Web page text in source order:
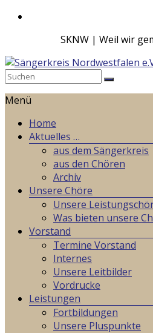
Zum
SKNW | Weil wir
Sängerkreis
Nordwestfalen
Weil
gemeinsames
Singen
lieben!
Menü
Home
Aktuelles …
aus dem Sängerkreis
aus den Chören
Archiv
Unsere Chöre
Unsere
Was bieten unsere
Vorstand
Termine Vorstand
Internes
Unsere Leitbilder
Vordrucke
Leistungen
Fortbildungen
Unsere Pluspunkte